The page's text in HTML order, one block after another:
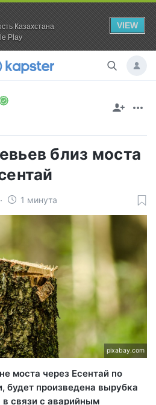
Казахстана
Play
VIEW
близ моста
1 минута
pixabay.com
моста через Есентай по
будет произведена вырубка
связи с аварийным